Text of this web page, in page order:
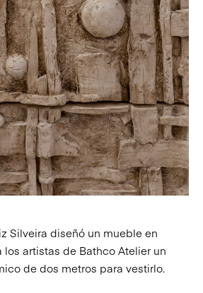
Silveira diseñó un mueble en
los artistas de Bathco Atelier un
de dos metros para vestirlo.